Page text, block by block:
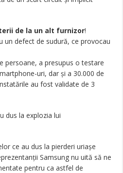
de la un alt furnizor!
un defect de sudură, ce provocau
persoane, a presupus o testare
uri, dar și a 30.000 de
au fost validate de 3
ce au dus la pierderi uriașe
Samsung nu uită să ne
pentru ca astfel de